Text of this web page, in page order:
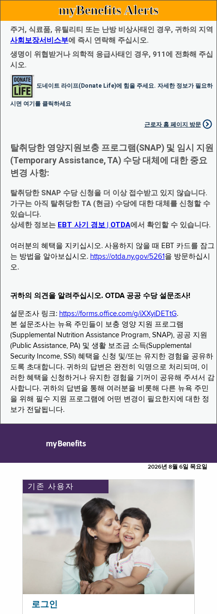
myBenefits Alerts
주거, 식료품, 유틸리티 또는 난방 비상사태인 경우, 귀하의 지역
사회보장서비스부에 즉시 연락해 주십시오.
생명이 위협받거나 의학적 응급사태인 경우, 911에 전화해 주십
시오.
도네이트 라이프(Donate Life)에 힘을 주세요. 자세한 정보가 필요하
시면 여기를 클릭하세요
근로자 홈 페이지 방문
탈취당한 영양지원보충 프로그램(SNAP) 및 임시 지원
(Temporary Assistance, TA) 수당 대체에 대한 중요
변경 사항:
탈취당한 SNAP 수당 신청을 더 이상 접수받고 있지 않습니다.
가구는 아직 탈취당한 TA (현금) 수당에 대한 대체를 신청할 수
있습니다.
상세한 정보는 EBT 사기 경보 | OTDA에서 확인할 수 있습니다.
여러분의 혜택을 지키십시오. 사용하지 않을 때 EBT 카드를 잠그
는 방법을 알아보십시오. https://otda.ny.gov/5261 을 방문하십시
오.
귀하의 의견을 알려주십시오. OTDA 공공 수당 설문조사!
설문조사 링크: https://forms.office.com/g/iXXyiDETtG.
본 설문조사는 뉴욕 주민들이 보충 영양 지원 프로그램
(Supplemental Nutrition Assistance Program, SNAP), 공공 지원
(Public Assistance, PA) 및 생활 보조금 소득(Supplemental
Security Income, SSI) 혜택을 신청 및/또는 유지한 경험을 공유하
도록 초대합니다. 귀하의 답변은 완전히 익명으로 처리되며, 이
러한 혜택을 신청하거나 유지한 경험을 기꺼이 공유해 주셔서 감
사합니다. 귀하의 답변을 통해 여러분을 비롯해 다른 뉴욕 주민
을 위해 필수 지원 프로그램에 어떤 변경이 필요한지에 대한 정
보가 전달됩니다.
myBenefits
2026년 8월 6일 목요일
기존 사용자
로그인